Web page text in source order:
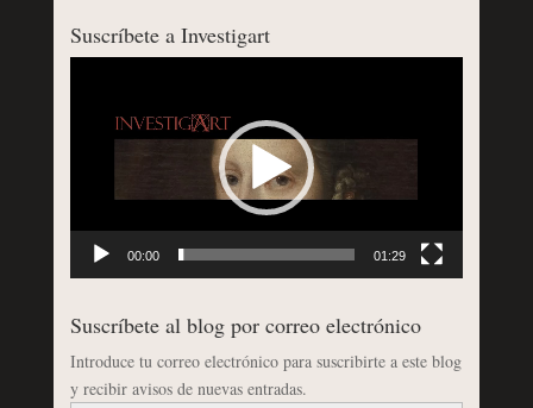
Suscríbete a Investigart
00:00 01:29
Suscríbete al blog por correo electrónico
Introduce tu correo electrónico para suscribirte a este blog
y recibir avisos de nuevas entradas.